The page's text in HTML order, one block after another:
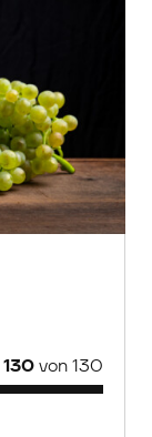
130von 130